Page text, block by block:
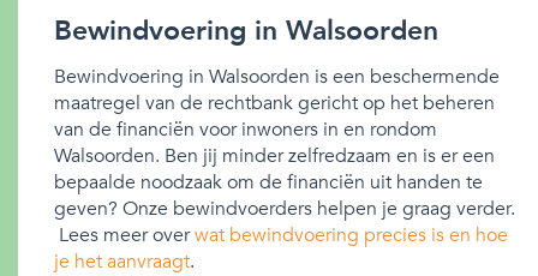
Bewindvoering in Walsoorden
Bewindvoering in Walsoorden is een beschermende
maatregel van de rechtbank gericht op het beheren
van de financiën voor inwoners in en rondom
Walsoorden. Ben jij minder zelfredzaam en is er een
bepaalde noodzaak om de financiën uit handen te
geven? Onze bewindvoerders helpen je graag verder.
Lees meer overwat bewindvoering precies is en hoe
je het aanvraagt.